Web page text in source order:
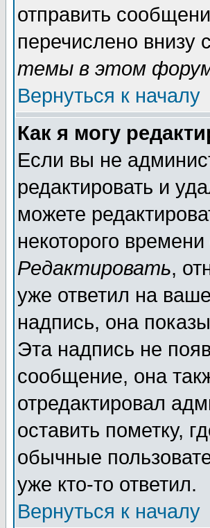
отправить
перечислено
темы в этом
Вернуться к началу
Как я могу
Если вы не
редактировать и
можете
некоторого
Редактировать,
уже ответил на
надпись, она
Эта надпись не
сообщение, она
отредактировал
оставить пометку,
обычные
уже кто-то ответил.
Вернуться к началу